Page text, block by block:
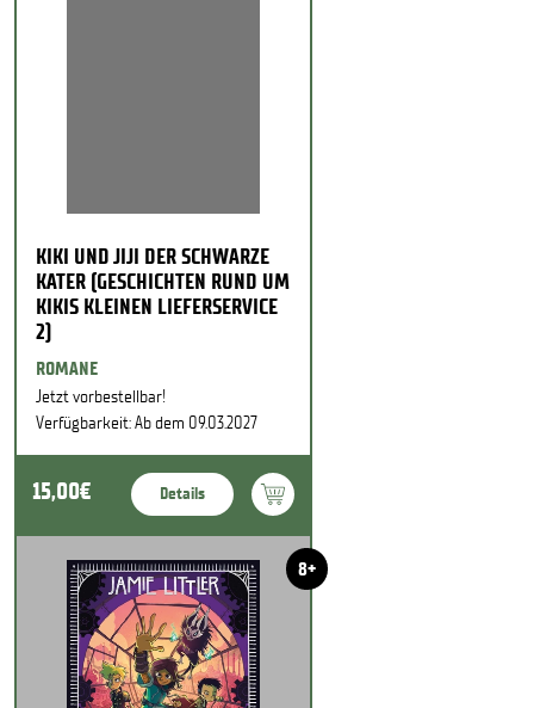
KIKI UND JIJI DER SCHWARZE
KATER (GESCHICHTEN RUND UM
KIKIS KLEINEN LIEFERSERVICE
2)
ROMANE
Jetzt vorbestellbar!
Verfügbarkeit: Ab dem 09.03.2027
15,00€ Details
8+